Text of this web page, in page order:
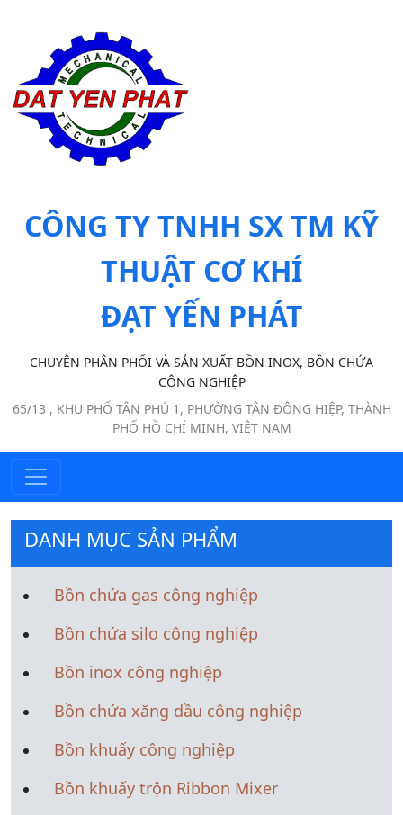
CÔNG TY TNHH SX TM KỸ
THUẬT CƠ KHÍ
ĐẠT YẾN PHÁT
CHUYÊN PHÂN PHỐI VÀ SẢN XUẤT BỒN INOX, BỒN CHỨA
CÔNG NGHIỆP
65/13 , KHU PHỐ TÂN PHÚ 1, PHƯỜNG TÂN ĐÔNG HIỆP, THÀNH
PHỐ HỒ CHÍ MINH, VIỆT NAM
DANH MỤC SẢN PHẨM
Bồn chứa gas công nghiệp
Bồn chứa silo công nghiệp
Bồn inox công nghiệp
Bồn chứa xăng dầu công nghiệp
Bồn khuấy công nghiệp
Bồn khuấy trộn Ribbon Mixer